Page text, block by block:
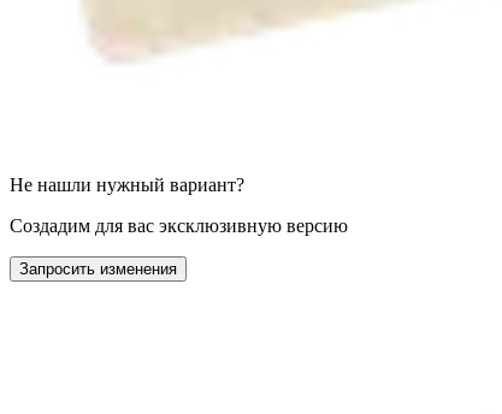
Не нашли нужный вариант?
Создадим для вас эксклюзивную версию
Запросить изменения